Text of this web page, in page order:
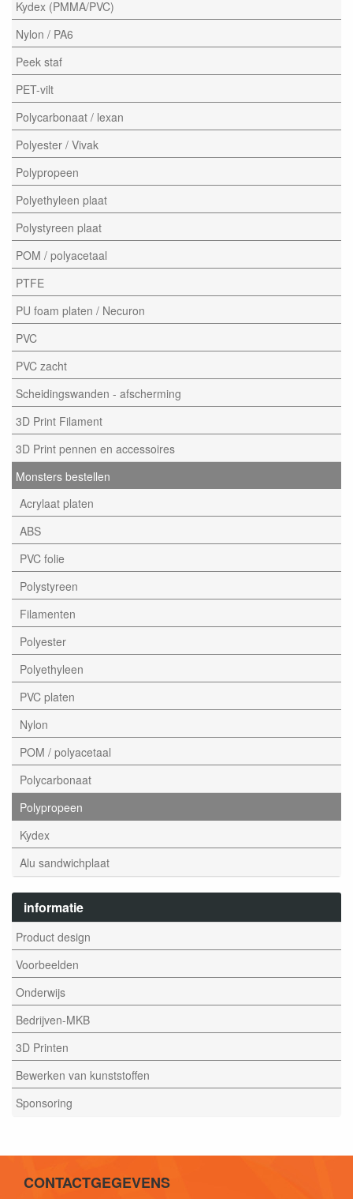
Kydex (PMMA/PVC)
Nylon / PA6
Peek staf
PET-vilt
Polycarbonaat / lexan
Polyester / Vivak
Polypropeen
Polyethyleen plaat
Polystyreen plaat
POM / polyacetaal
PTFE
PU foam platen / Necuron
PVC
PVC zacht
Scheidingswanden - afscherming
3D Print Filament
3D Print pennen en accessoires
Monsters bestellen
Acrylaat platen
ABS
PVC folie
Polystyreen
Filamenten
Polyester
Polyethyleen
PVC platen
Nylon
POM / polyacetaal
Polycarbonaat
Polypropeen
Kydex
Alu sandwichplaat
informatie
Product design
Voorbeelden
Onderwijs
Bedrijven-MKB
3D Printen
Bewerken van kunststoffen
Sponsoring
CONTACTGEGEVENS